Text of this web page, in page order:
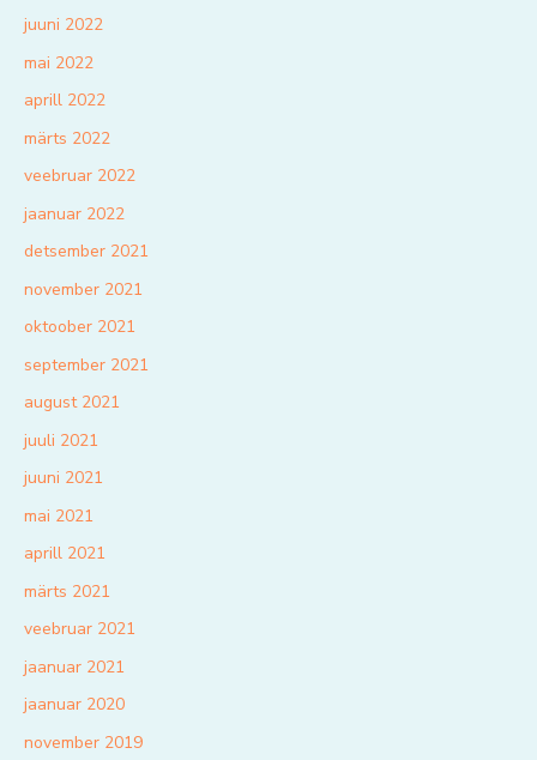
juuni 2022
mai 2022
aprill 2022
märts 2022
veebruar 2022
jaanuar 2022
detsember 2021
november 2021
oktoober 2021
september 2021
august 2021
juuli 2021
juuni 2021
mai 2021
aprill 2021
märts 2021
veebruar 2021
jaanuar 2021
jaanuar 2020
november 2019